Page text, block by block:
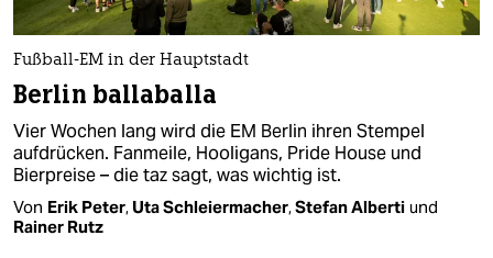
Fußball-EM in der Hauptstadt
Berlin ballaballa
Vier Wochen lang wird die EM Berlin ihren Stempel
aufdrücken. Fanmeile, Hooligans, Pride House und
Bierpreise – die taz sagt, was wichtig ist.
Von Erik Peter, Uta Schleiermacher,Stefan Alberti und
Rainer Rutz